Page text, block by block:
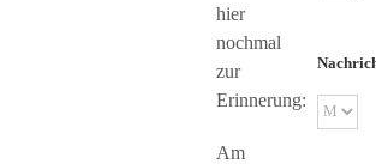
hier
nochmal
zur
Erinnerung:
Am